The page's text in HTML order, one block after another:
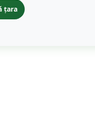
țara